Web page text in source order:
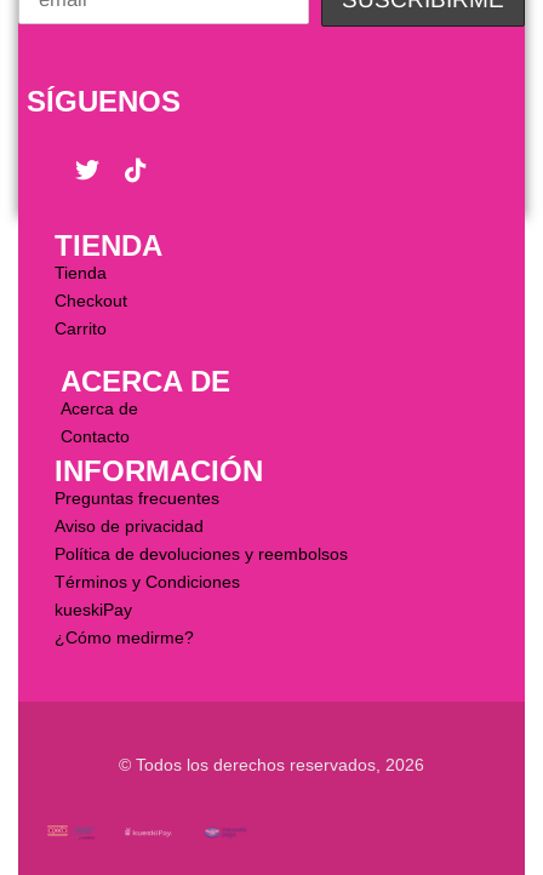
SÍGUENOS
TIENDA
Tienda
Checkout
Carrito
ACERCA DE
Acerca de
Contacto
INFORMACIÓN
Preguntas frecuentes
Aviso de privacidad
Política de devoluciones y reembolsos
Términos y Condiciones
kueskiPay
¿Cómo medirme?
© Todos los derechos reservados, 2026